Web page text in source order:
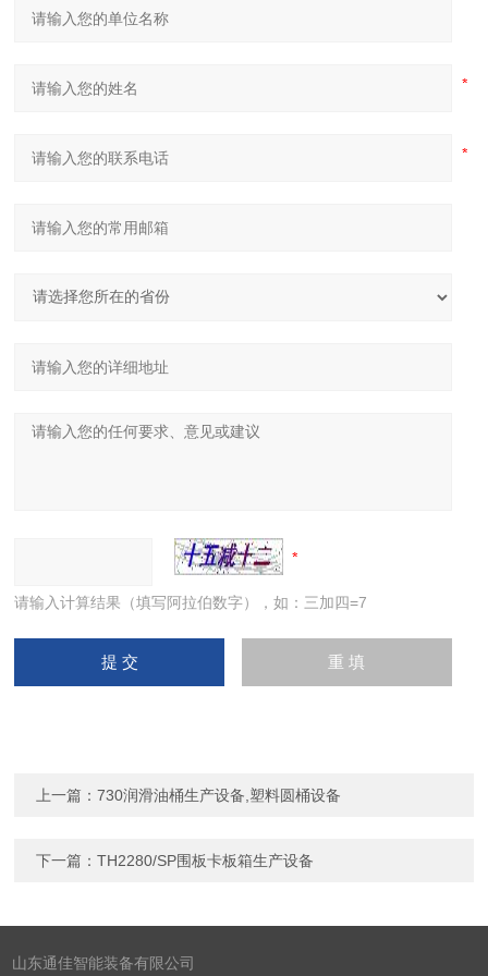
请输入计算结果（填写阿拉伯数字），如：三加四=7
上一篇：730润滑油桶生产设备,塑料圆桶设备
下一篇：TH2280/SP围板卡板箱生产设备
山东通佳智能装备有限公司